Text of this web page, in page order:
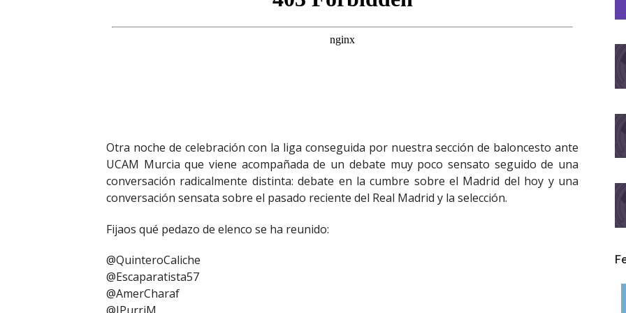
Otra noche de celebración con la liga conseguida por nuestra sección de baloncesto ante
UCAM Murcia que viene acompañada de un debate muy poco sensato seguido de una
conversación radicalmente distinta: debate en la cumbre sobre el Madrid del hoy y una
conversación sensata sobre el pasado reciente del Real Madrid y la selección.
Fijaos qué pedazo de elenco se ha reunido:
@QuinteroCaliche
@Escaparatista57
@AmerCharaf